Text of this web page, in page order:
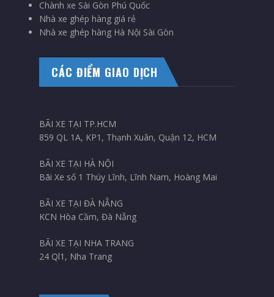
Chành xe Sài Gòn Phú Quốc
Nhà xe ghép hàng giá rẻ
Nhà xe ghép hàng Hà Nội Sài Gòn
CÁC ĐIỂM GIAO DỊCH
BÃI XE TẠI TP.HCM
859 QL 1A, KP1, Thạnh Xuân, Quận 12, HCM
BÃI XE TẠI HÀ NỘI
Bãi Xe số 1 Thúy Lĩnh, Lĩnh Nam, Hoàng Mai
BÃI XE TẠI ĐÀ NẴNG
KCN Hòa Cầm, Đà Nẵng
BÃI XE TẠI NHA TRANG
24 Ql1, Nha Trang